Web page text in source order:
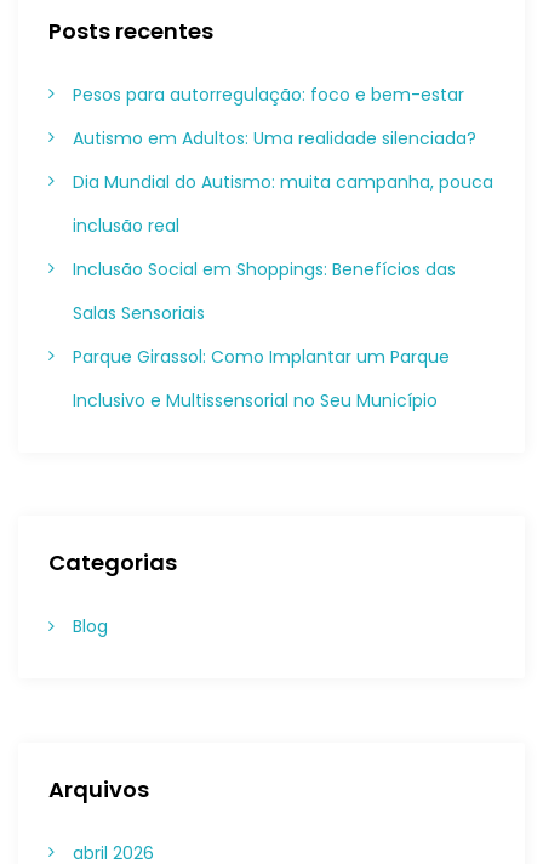
rPosts recentes
Pesos para autorregulação: foco e bem-estar
Autismo em Adultos: Uma realidade silenciada?
Dia Mundial do Autismo: muita campanha, pouca
inclusão real
Inclusão Social em Shoppings: Benefícios das
Salas Sensoriais
Parque Girassol: Como Implantar um Parque
Inclusivo e Multissensorial no Seu Município
Categorias
Blog
Arquivos
abril 2026